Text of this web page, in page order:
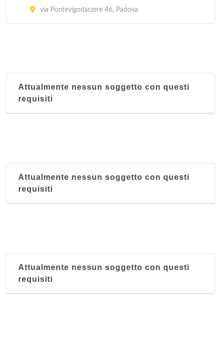
via Pontevigodarzere 46, Padova
Attualmente nessun soggetto con questi
requisiti
Attualmente nessun soggetto con questi
requisiti
Attualmente nessun soggetto con questi
requisiti